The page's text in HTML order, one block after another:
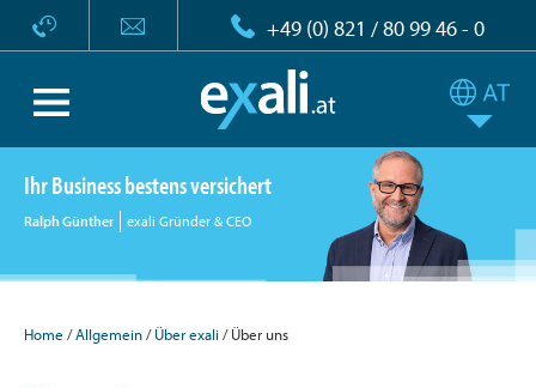
+49 (0) 821 / 80 99 46 - 0
Ihr Business bestens versichert
Ralph Günther exali Gründer & CEO
Home Allgemein Über exali Über uns